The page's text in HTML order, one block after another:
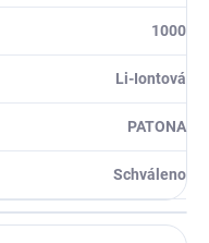
1000
Li-Iontová
PATONA
Schváleno